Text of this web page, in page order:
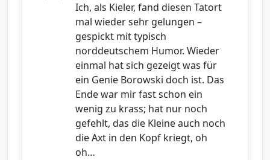
Ich, als Kieler, fand diesen Tatort
mal wieder sehr gelungen –
gespickt mit typisch
norddeutschem Humor. Wieder
einmal hat sich gezeigt was für
ein Genie Borowski doch ist. Das
Ende war mir fast schon ein
wenig zu krass; hat nur noch
gefehlt, das die Kleine auch noch
die Axt in den Kopf kriegt, oh
oh…